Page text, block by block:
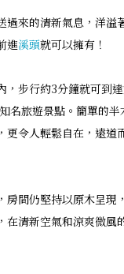
來的清新氣息，洋溢
進溪頭就可以擁有！
，步行約3分鐘就可到
名旅遊景點。簡單的
令人輕鬆自在，遠道
間仍堅持以原木呈現
清新空氣和涼爽微風